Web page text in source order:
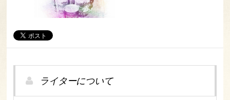
ライターについて